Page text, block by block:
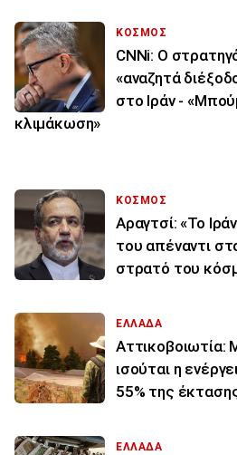
ΚΟΣΜΟΣ
CNNi: Ο
«αναζητά
στο Ιράν -
κλιμάκωση»
ΚΟΣΜΟΣ
Αραγτσί: «Το
του απέναντι
στρατό του
ΕΛΛΑΔΑ
Αττικοβοιωτία:
ισούται η
55% της
ΕΛΛΑΔΑ